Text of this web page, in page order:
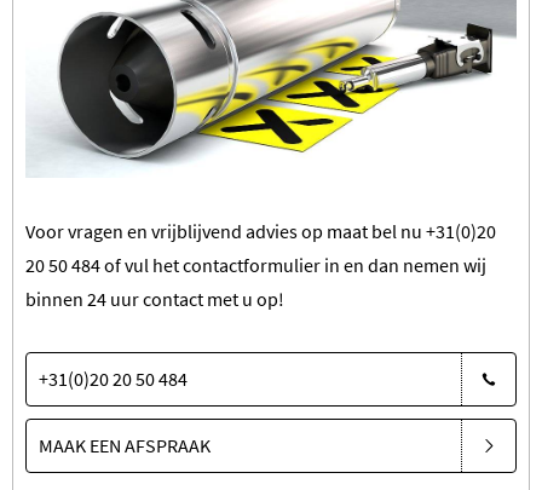
Voor vragen en vrijblijvend advies op maat bel nu +31(0)20
20 50 484of vul het contactformulier in en dan nemen wij
binnen 24 uur contact met u op!
+31(0)20 20 50 484
MAAK EEN AFSPRAAK